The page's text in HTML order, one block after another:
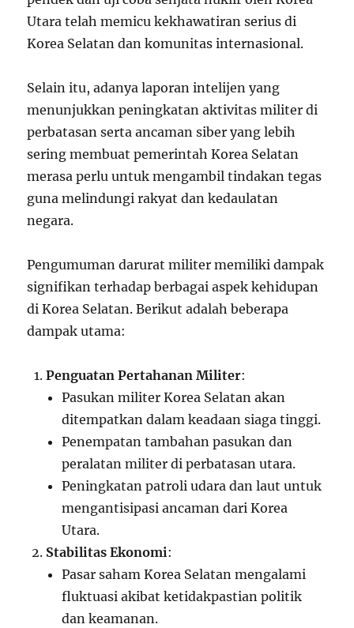
Utara telah memicu kekhawatiran serius di
Korea Selatan dan komunitas internasional.
Selain itu, adanya laporan intelijen yang
menunjukkan peningkatan aktivitas militer di
perbatasan serta ancaman siber yang lebih
sering membuat pemerintah Korea Selatan
merasa perlu untuk mengambil tindakan tegas
guna melindungi rakyat dan kedaulatan
negara.
Pengumuman darurat militer memiliki dampak
signifikan terhadap berbagai aspek kehidupan
di Korea Selatan. Berikut adalah beberapa
dampak utama:
Penguatan Pertahanan Militer:
Pasukan militer Korea Selatan akan
ditempatkan dalam keadaan siaga tinggi.
Penempatan tambahan pasukan dan
peralatan militer di perbatasan utara.
Peningkatan patroli udara dan laut untuk
mengantisipasi ancaman dari Korea
Utara.
Stabilitas Ekonomi:
Pasar saham Korea Selatan mengalami
fluktuasi akibat ketidakpastian politik
dan keamanan.